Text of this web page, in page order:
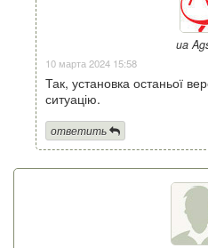
ua
10 марта 2024 15:58
Так, установка останьої
ситуацію.
ответить